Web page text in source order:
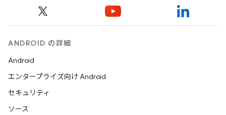
ANDROID の詳細
Android
エンタープライズ向け Android
セキュリティ
ソース